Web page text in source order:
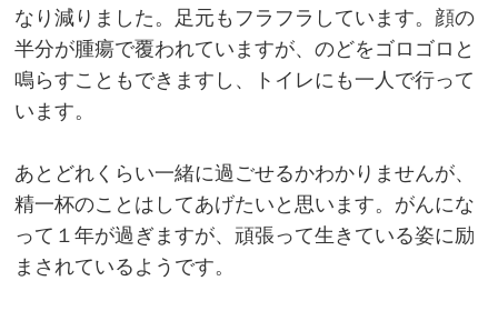
なり減りました。足元もフラフラしています。顔の
半分が腫瘍で覆われていますが、のどをゴロゴロと
鳴らすこともできますし、トイレにも一人で行って
います。
あとどれくらい一緒に過ごせるかわかりませんが、
精一杯のことはしてあげたいと思います。がんにな
って１年が過ぎますが、頑張って生きている姿に励
まされているようです。